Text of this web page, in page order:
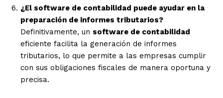
¿El software de contabilidad puede ayudar en la
preparación de informes tributarios?
Definitivamente, un software de contabilidad
eficiente facilita la generación de informes
tributarios, lo que permite a las empresas cumplir
con sus obligaciones fiscales de manera oportuna y
precisa.